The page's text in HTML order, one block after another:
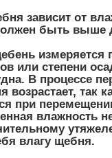
зависит от
быть выше
измеряется
или степени
В процессе
возрастает, так
при
влажность
влагу щебня.